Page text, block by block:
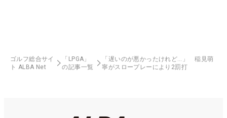
ゴルフ総合サイ
ト ALBA Net
「LPGA」
の記事一覧
「遅いのが悪かったけれど…」 稲見萌
寧がスロープレーにより2罰打